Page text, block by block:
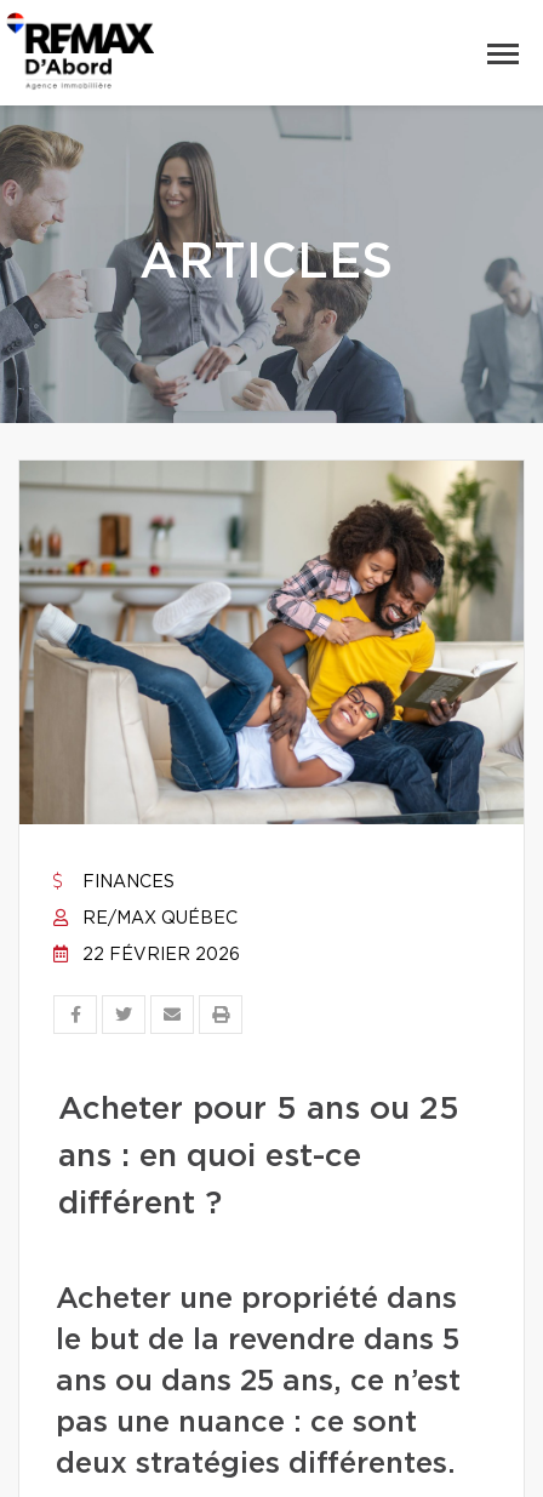
ARTICLES
FINANCES
RE/MAX QUÉBEC
22 FÉVRIER 2026
Acheter pour 5 ans ou 25
ans : en quoi est-ce
différent ?
Acheter une propriété dans
le but de la revendre dans 5
ans ou dans 25 ans, ce n’est
pas une nuance : ce sont
deux stratégies différentes.